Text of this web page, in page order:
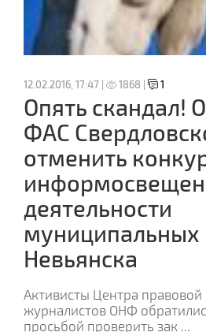
12.02.2016, 17:47 | 1868 | 1
Опять скандал!
ФАС
отменить
деятельности
муниципальных
Невьянска
Активисты Центра
журналистов ОНФ
просьбой проверить зак ...